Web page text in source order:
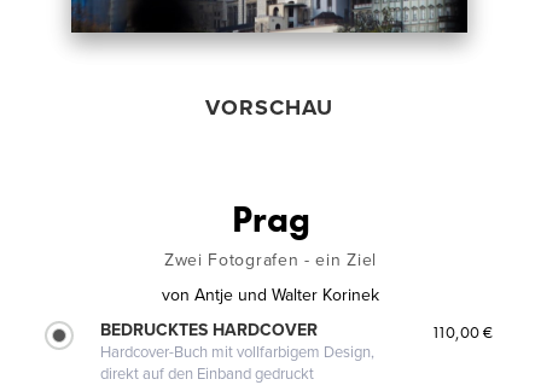
VORSCHAU
Prag
Zwei Fotografen - ein Ziel
von Antje und Walter Korinek
BEDRUCKTES HARDCOVER
Hardcover-Buch mit vollfarbigem Design,
direkt auf den Einband gedruckt
110,00 €